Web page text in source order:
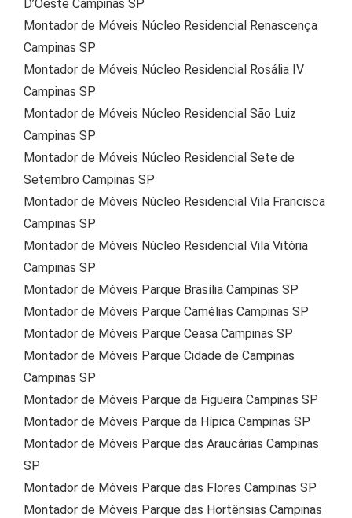
D’Oeste Campinas SP
Montador de Móveis Núcleo Residencial Renascença
Campinas SP
Montador de Móveis Núcleo Residencial Rosália IV
Campinas SP
Montador de Móveis Núcleo Residencial São Luiz
Campinas SP
Montador de Móveis Núcleo Residencial Sete de
Setembro Campinas SP
Montador de Móveis Núcleo Residencial Vila Francisca
Campinas SP
Montador de Móveis Núcleo Residencial Vila Vitória
Campinas SP
Montador de Móveis Parque Brasília Campinas SP
Montador de Móveis Parque Camélias Campinas SP
Montador de Móveis Parque Ceasa Campinas SP
Montador de Móveis Parque Cidade de Campinas
Campinas SP
Montador de Móveis Parque da Figueira Campinas SP
Montador de Móveis Parque da Hípica Campinas SP
Montador de Móveis Parque das Araucárias Campinas
SP
Montador de Móveis Parque das Flores Campinas SP
Montador de Móveis Parque das Hortênsias Campinas